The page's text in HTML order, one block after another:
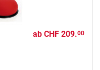
ab CHF 209.00